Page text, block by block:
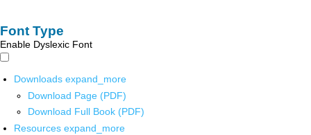
Font Type
Enable Dyslexic Font
Downloads expand_more
Download Page (PDF)
Download Full Book (PDF)
Resources expand_more